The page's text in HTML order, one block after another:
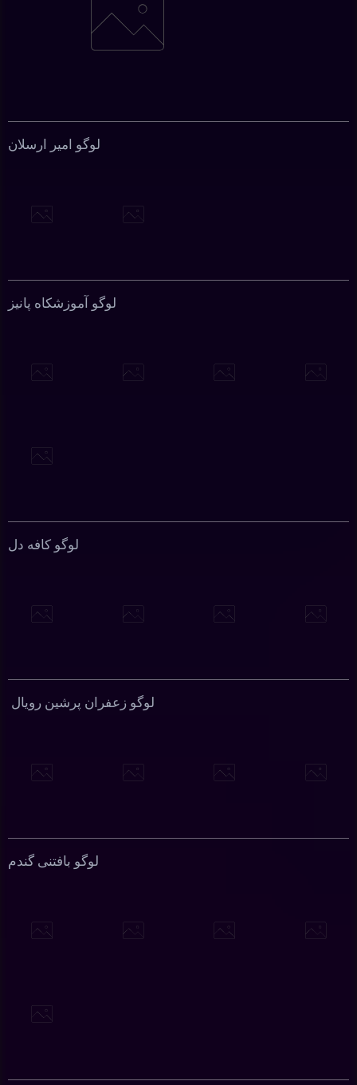
لوگو امیر ارسلان
لوگو آموزشکاه پانیز
لوگو کافه دل
لوگو زعفران پرشین رویال
لوگو بافتنی گندم